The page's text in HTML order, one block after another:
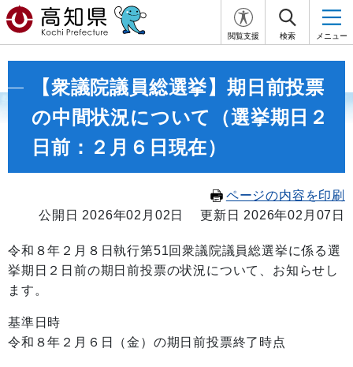
閲覧支援 検索 メニュー
【衆議院議員総選挙】期日前投票
の中間状況について（選挙期日２
日前：２月６日現在）
ページの内容を印刷
公開日 2026年02月02日
更新日 2026年02月07日
令和８年２月８日執行第51回衆議院議員総選挙に係る選
挙期日２日前の期日前投票の状況について、お知らせし
ます。
基準日時
令和８年２月６日（金）の期日前投票終了時点